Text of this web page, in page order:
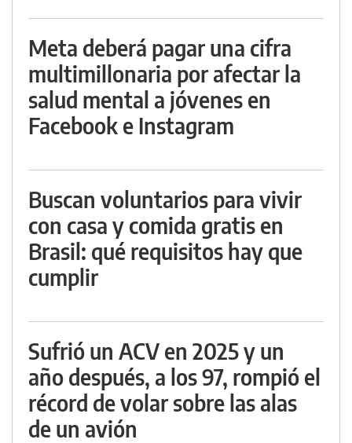
Meta deberá pagar una cifra
multimillonaria por afectar la
salud mental a jóvenes en
Facebook e Instagram
Buscan voluntarios para vivir
con casa y comida gratis en
Brasil: qué requisitos hay que
cumplir
Sufrió un ACV en 2025 y un
año después, a los 97, rompió el
récord de volar sobre las alas
de un avión